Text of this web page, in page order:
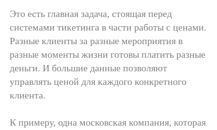
Это есть главная задача, стоящая перед
системами тикетинга в части работы с ценами.
Разные клиенты за разные мероприятия в
разные моменты жизни готовы платить разные
деньги. И большие данные позволяют
управлять ценой для каждого конкретного
клиента.
К примеру, одна московская компания, которая